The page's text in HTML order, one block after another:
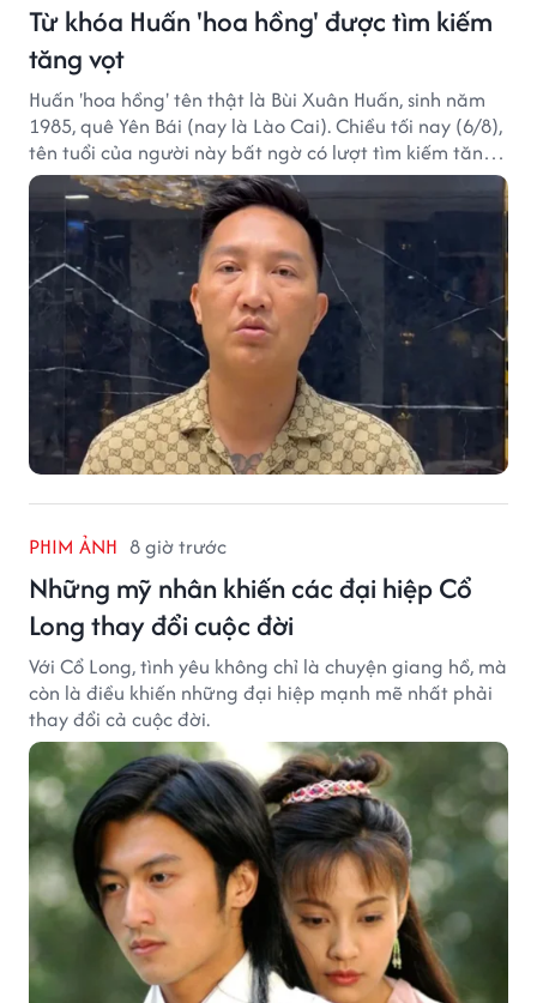
Từ khóa Huấn 'hoa hồng' được tìm kiếm
tăng vọt
Huấn 'hoa hồng' tên thật là Bùi Xuân Huấn, sinh năm
1985, quê Yên Bái (nay là Lào Cai). Chiều tối nay (6/8),
tên tuổi của người này bất ngờ có lượt tìm kiếm tăng
vọt.
PHIM ẢNH 8 giờ trước
Những mỹ nhân khiến các đại hiệp Cổ
Long thay đổi cuộc đời
Với Cổ Long, tình yêu không chỉ là chuyện giang hồ, mà
còn là điều khiến những đại hiệp mạnh mẽ nhất phải
thay đổi cả cuộc đời.